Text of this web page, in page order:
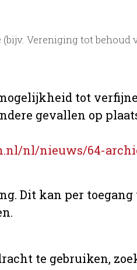
Vereniging tot
tot
gevallen op
nl/nieuws/64-
Dit kan per
te gebruiken,